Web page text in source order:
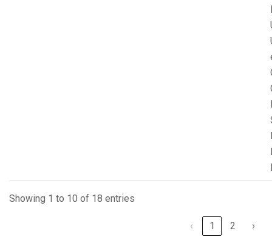
Showing 1 to 10 of 18 entries
‹ 1 2 ›